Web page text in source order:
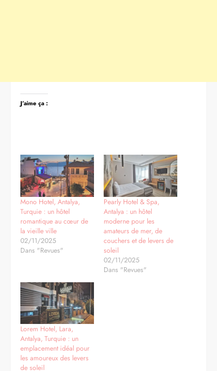
J’aime ça :
Mono Hotel, Antalya,
Turquie : un hôtel
romantique au cœur de
la vieille ville
02/11/2025
Dans "Revues"
Pearly Hotel & Spa,
Antalya : un hôtel
moderne pour les
amateurs de mer, de
couchers et de levers de
soleil
02/11/2025
Dans "Revues"
Lorem Hotel, Lara,
Antalya, Turquie : un
emplacement idéal pour
les amoureux des levers
de soleil